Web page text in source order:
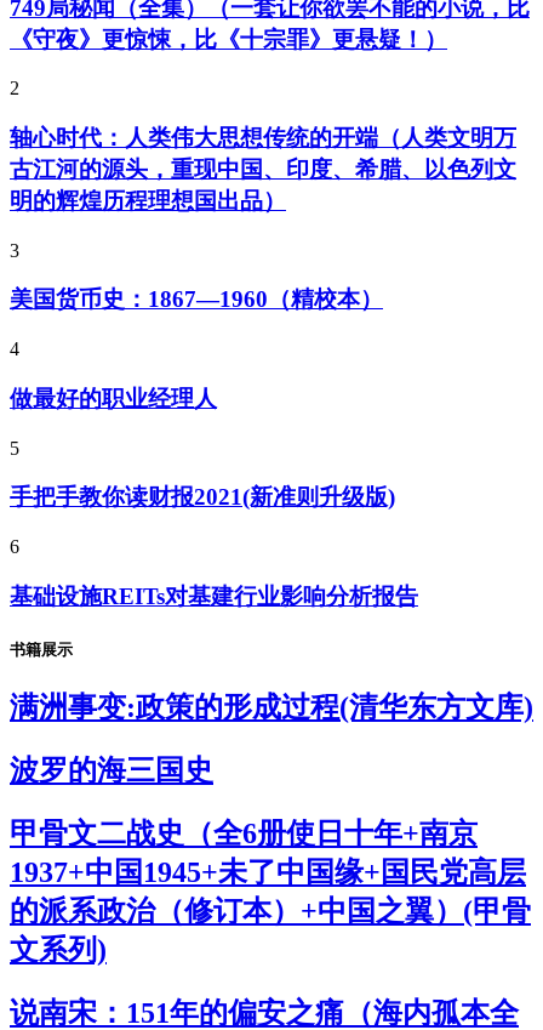
749局秘闻（全集）（一套让你欲罢不能的小说，比
《守夜》更惊悚，比《十宗罪》更悬疑！）
2
轴心时代：人类伟大思想传统的开端（人类文明万
古江河的源头，重现中国、印度、希腊、以色列文
明的辉煌历程理想国出品）
3
美国货币史：1867—1960（精校本）
4
做最好的职业经理人
5
手把手教你读财报2021(新准则升级版)
6
基础设施REITs对基建行业影响分析报告
书籍展示
满洲事变:政策的形成过程(清华东方文库)
波罗的海三国史
甲骨文二战史（全6册使日十年+南京
1937+中国1945+未了中国缘+国民党高层
的派系政治（修订本）+中国之翼）(甲骨
文系列)
说南宋：151年的偏安之痛（海内孤本全